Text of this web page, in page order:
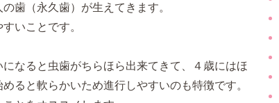
歯（永久歯）が生えてきます。
いことです。
なると虫歯がちらほら出来てきて、４歳にはほ
ると軟らかいため進行しやすいのも特徴です。